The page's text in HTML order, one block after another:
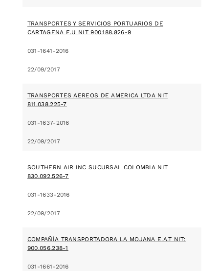
TRANSPORTES Y SERVICIOS PORTUARIOS DE
CARTAGENA E.U NIT 900.188.826-9
031-1641-2016
22/09/2017
TRANSPORTES AEREOS DE AMERICA LTDA NIT
811.038.225-7
031-1637-2016
22/09/2017
SOUTHERN AIR INC SUCURSAL COLOMBIA NIT
830.092.526-7
031-1633-2016
22/09/2017
COMPAÑÍA TRANSPORTADORA LA MOJANA E.A.T NIT:
900.056.238-1
031-1661-2016